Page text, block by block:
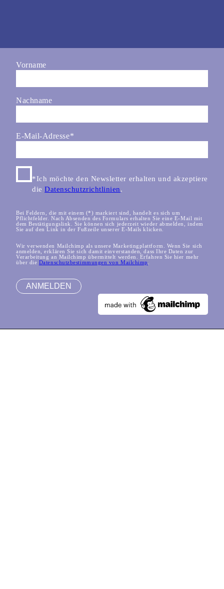
Vorname
Nachname
E-Mail-Adresse*
*Ich möchte den Newsletter erhalten und akzeptiere
dieDatenschutzrichtlinien.
Bei Feldern, die mit einem (*) markiert sind, handelt es sich um
Pflichtfelder. Nach Absenden des Formulars erhalten Sie eine E-Mail mit
dem Bestätigungslink. Sie können sich jederzeit wieder abmelden, indem
Sie auf den Link in der Fußzeile unserer E-Mails klicken.
Wir verwenden Mailchimp als unsere Marketingplattform. Wenn Sie sich
anmelden, erklären Sie sich damit einverstanden, dass Ihre Daten zur
Verarbeitung an Mailchimp übermittelt werden. Erfahren Sie hier mehr
über die Datenschutzbestimmungen von Mailchimp